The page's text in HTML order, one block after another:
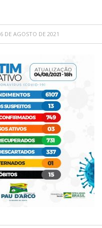
6 DE AGOSTO DE 2021